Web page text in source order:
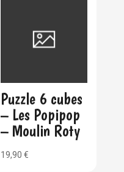
Puzzle 6 cubes
– Les Popipop
– Moulin Roty
19,90€